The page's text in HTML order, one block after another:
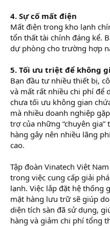
4. Sự cố mất điện
Mất điện trong kho lạnh
tổn thất tài chính đáng kể.
dự phòng cho trường hợp
5. Tối ưu triệt để không
Bạn đầu tư nhiều thiết bị,
và mất rất nhiều chi phí để
chưa tối ưu không gian
mà nhiều doanh nghiệp
trợ của những “chuyên
hàng gây nên nhiều lãng
cao.
Tập đoàn Vinatech Việt
trong việc cung cấp giải
lạnh. Việc lắp đặt hệ thống
mặt hàng lưu trữ sẽ giúp
diện tích sàn đã sử dụng,
hàng và giảm chi phí tổng